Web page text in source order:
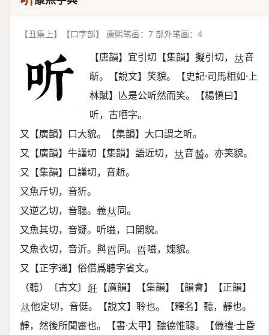
【丑集上】【口字部】 康熙笔画：7 部外笔画：4
【唐韻】宜引切【集韻】擬引切， 𠀤音
齗。【說文】笑貌。【史記·司馬相如·上
林賦】亾是公听然而笑。【楊愼曰】
听，古哂字。
又【廣韻】口大貌。【集韻】大口謂之听。
又【廣韻】牛謹切【集韻】語近切， 𠀤音𪙤。亦笑貌。
又【集韻】口謹切，音赾。
又魚斤切，音㹞。
又逆乙切，音聉。義𠀤同。
又魚其切，音疑。听嗞，口開貌。
又魚衣切，音沂。與𠲻 同。 𠲻 嗞，媿貌。
又【正字通】俗借爲聽字省文。
（聽）〔古文〕 𦕢
【廣韻】【集韻】【韻會】【正韻】
𠀤他定切，音侹。【說文】聆也。【釋名】聽，靜也。
靜，然後所聞審也。【書·太甲】聽德惟聰。【儀禮·士昏